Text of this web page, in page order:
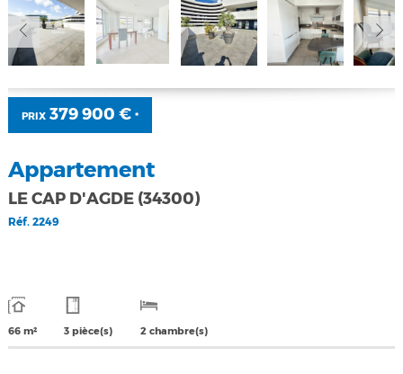
PRIX379 900 € *
Appartement
LE CAP D'AGDE (34300)
Réf.2249
66 m² 3 pièce(s) 2 chambre(s)